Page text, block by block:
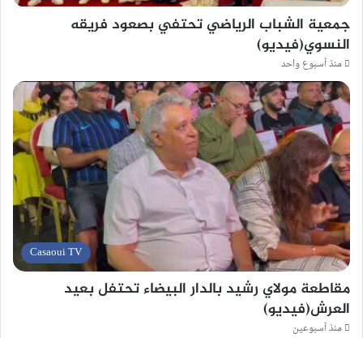
جمعية الشباب الرياضي تحتفي بصعود فريقه
النسوي(فيديو)
منذ أسبوع واحد
Casaoui TV
مقاطعة مولاي رشيد بالدار البيضاء تحتفل بعيد
العرش(فيديو)
منذ أسبوعين